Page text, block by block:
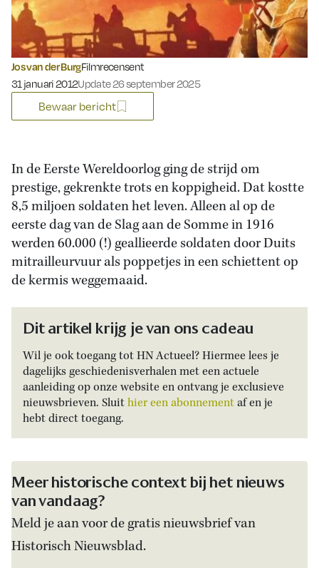
Jos van der BurgFilmrecensent
Gepubliceerd op:
31 januari 2012Update 26 september 2025
Bewaar bericht
In de Eerste Wereldoorlog ging de strijd om
prestige, gekrenkte trots en koppigheid. Dat kostte
8,5 miljoen soldaten het leven. Alleen al op de
eerste dag van de Slag aan de Somme in 1916
werden 60.000 (!) geallieerde soldaten door Duits
mitrailleurvuur als poppetjes in een schiettent op
de kermis weggemaaid.
Dit artikel krijg je van ons cadeau
Wil je ook toegang tot HN Actueel? Hiermee lees je
dagelijks geschiedenisverhalen met een actuele
aanleiding op onze website en ontvang je exclusieve
nieuwsbrieven. Sluithier een abonnementaf en je
hebt direct toegang.
Meer historische context bij het nieuws
van vandaag?
Meld je aan voor de gratis nieuwsbrief van
Historisch Nieuwsblad.